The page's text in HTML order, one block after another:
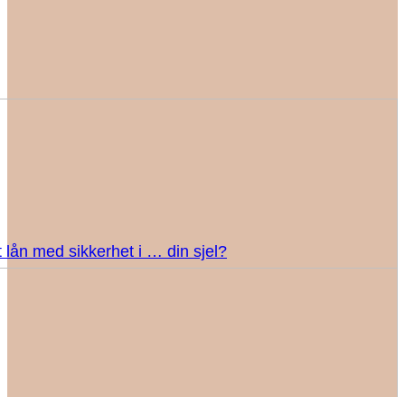
lån med sikkerhet i … din sjel?